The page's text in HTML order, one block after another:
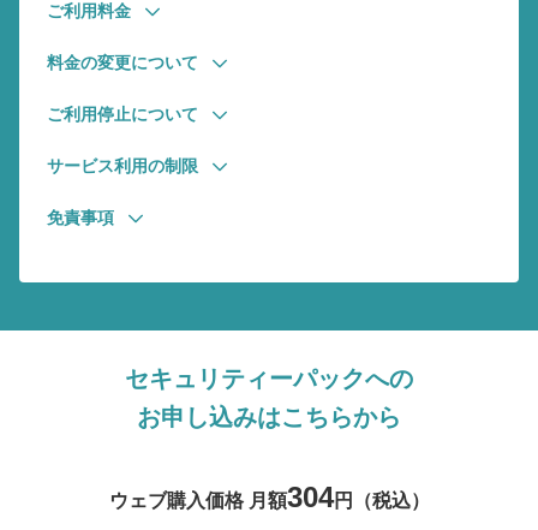
ご利用料金
料金の変更について
ご利用停止について
サービス利用の制限
免責事項
セキュリティーパックへの
お申し込みはこちらから
ウェブ購入価格 月額304円（税込）